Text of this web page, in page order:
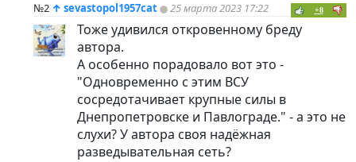
№2 ↑ sevastopol1957cat 25 марта 2023 17:22 +8
Тоже удивился откровенному бреду
автора.
А особенно порадовало вот это -
"Одновременно с этим ВСУ
сосредотачивает крупные силы в
Днепропетровске и Павлограде." - а это не
слухи? У автора своя надёжная
разведывательная сеть?